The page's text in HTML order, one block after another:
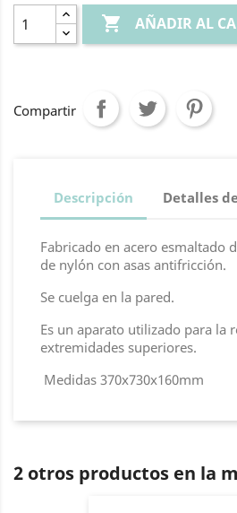
 AÑADIR AL
Compartir
Descripción Detalles
Fabricado en acero esmaltado
de nylón con asas antifricción.
Se cuelga en la pared.
Es un aparato utilizado para la
extremidades superiores.
Medidas 370x730x160mm
2 otros productos en la